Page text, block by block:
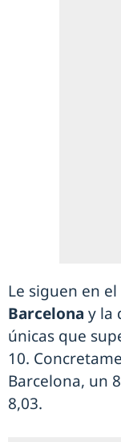
Le siguen en
Barcelona y la
únicas que
10.
Barcelona, un
8,03.